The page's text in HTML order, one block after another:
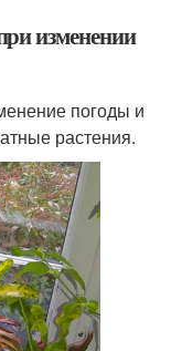
изменении
погоды и
растения.